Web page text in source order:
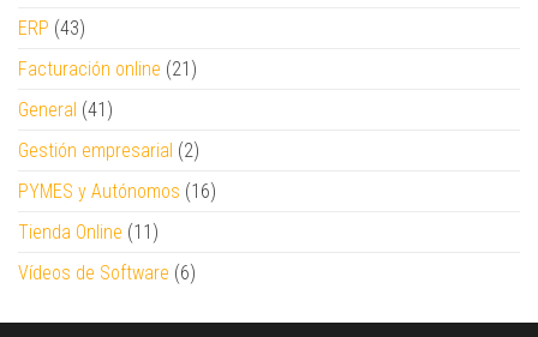
ERP (43)
Facturación online (21)
General (41)
Gestión empresarial (2)
PYMES y Autónomos (16)
Tienda Online (11)
Vídeos de Software (6)